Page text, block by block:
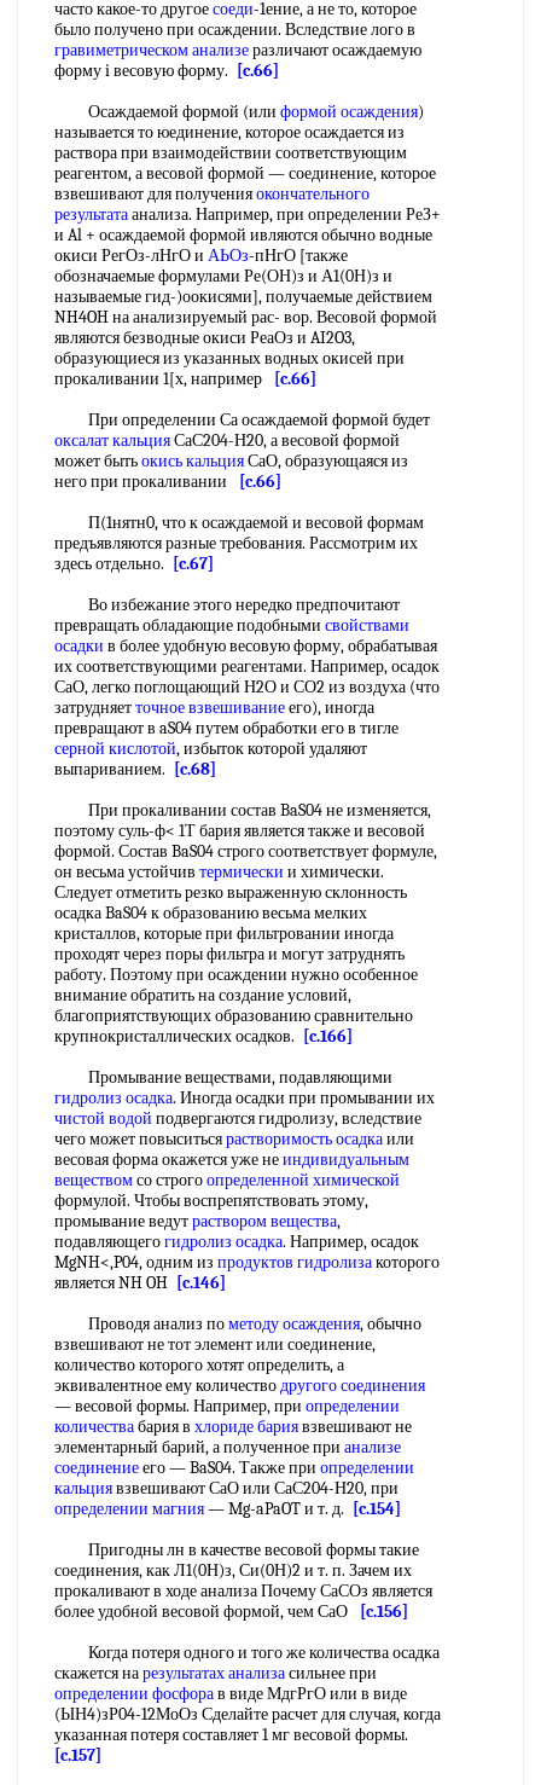
часто какое-то другоесоеди-1ение, а не то, которое
было получено при осаждении. Вследствие лого в
гравиметрическом анализеразличают осаждаемую
форму i весовую форму.
[c.66]
Осаждаемой формой (или формой осаждения)
называется то юединение, которое осаждается из
раствора при взаимодействии соответствующим
реагентом, а весовой формой — соединение, которое
взвешивают для полученияокончательного
результатаанализа. Например, при определении РеЗ+
и Al + осаждаемой формой ивляются обычно водные
окиси РегОз-лНгО и АЬОз-пНгО [также
обозначаемые формулами Ре(ОН)з и А1(0Н)з и
называемые гид-)оокисями], получаемые действием
NH4OH на анализируемый рас- вор. Весовой формой
являются безводные окиси РеаОз и AI2O3,
образующиеся из указанных водных окисей при
прокаливании 1[х, например
[c.66]
При определении Са осаждаемой формой будет
оксалат кальцияСаС204-Н20, а весовой формой
может бытьокись кальцияСаО, образующаяся из
него при прокаливании
[c.66]
П(1нятн0, что к осаждаемой и весовой формам
предъявляются разные требования. Рассмотрим их
здесь отдельно.
[c.67]
Во избежание этого нередко предпочитают
превращать обладающие подобными свойствами
осадки в более удобную весовую форму, обрабатывая
их соответствующими реагентами. Например, осадок
СаО, легко поглощающий Н2О и СО2 из воздуха (что
затрудняетточное взвешиваниеего), иногда
превращают в aS04 путем обработки его в тигле
серной кислотой, избыток которой удаляют
выпариванием.
[c.68]
При прокаливании состав BaS04 не изменяется,
поэтому суль-ф< 1Т бария является также и весовой
формой. Состав BaS04 строго соответствует формуле,
он весьма устойчив термически и химически.
Следует отметить резко выраженную склонность
осадка BaS04 к образованию весьма мелких
кристаллов, которые при фильтровании иногда
проходят через поры фильтра и могут затруднять
работу. Поэтому при осаждении нужно особенное
внимание обратить на создание условий,
благоприятствующих образованию сравнительно
крупнокристаллических осадков.
[c.166]
Промывание веществами, подавляющими
гидролиз осадка. Иногда осадки при промывании их
чистой водой подвергаются гидролизу, вследствие
чего может повыситьсярастворимость осадкаили
весовая форма окажется уже неиндивидуальным
веществомсо строгоопределенной химической
формулой. Чтобы воспрепятствовать этому,
промывание ведутраствором вещества,
подавляющегогидролиз осадка. Например, осадок
MgNH<,P04, одним из продуктов гидролизакоторого
является NH OH [c.146]
Проводя анализ пометоду осаждения, обычно
взвешивают не тот элемент или соединение,
количество которого хотят определить, а
эквивалентное ему количестводругого соединения
— весовой формы. Например, при определении
количествабария в хлориде бариявзвешивают не
элементарный барий, а полученное при анализе
соединениеего — BaS04. Также при определении
кальциявзвешивают СаО или СаС204-Н20, при
определении магния— Mg-aPaOT и т. д.
[c.154]
Пригодны лн в качестве весовой формы такие
соединения, как Л1(0Н)з, Си(0Н)2 и т. п. Зачем их
прокаливают в ходе анализа Почему СаСОз является
более удобной весовой формой, чем СаО
[c.156]
Когда потеря одного и того же количества осадка
скажется нарезультатах анализасильнее при
определении фосфорав виде МдгРгО или в виде
(ЫН4)зР04-12МоОз Сделайте расчет для случая, когда
указанная потеря составляет 1 мг весовой формы.
[c.157]